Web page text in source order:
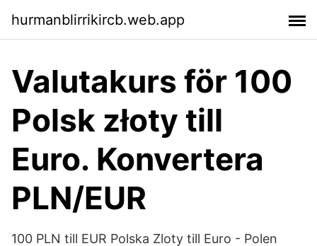
hurmanblirrikircb.web.app
Valutakurs för 100
Polsk złoty till
Euro. Konvertera
PLN/EUR
100 PLN till EUR Polska Zloty till Euro - Polen